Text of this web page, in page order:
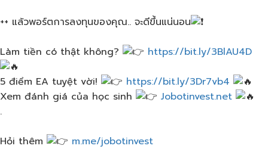
++ แล้วพอร์ตการลงทุน​ของคุณ.. จะดีขึ้นแน่นอน
Làm tiền có thật không? https://bit.ly/3BlAU4D
5 điểm EA tuyệt vời!
https://bit.ly/3Dr7vb4
Xem đánh giá của học sinh
Jobotinvest.net
.
Hỏi thêm m.me/jobotinvest​